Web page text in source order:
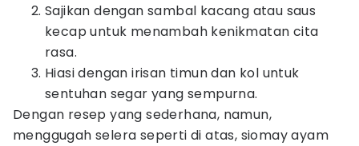
Sajikan dengan sambal kacang atau saus
kecap untuk menambah kenikmatan cita
rasa.
Hiasi dengan irisan timun dan kol untuk
sentuhan segar yang sempurna.
Dengan resep yang sederhana, namun,
menggugah selera seperti di atas, siomay ayam